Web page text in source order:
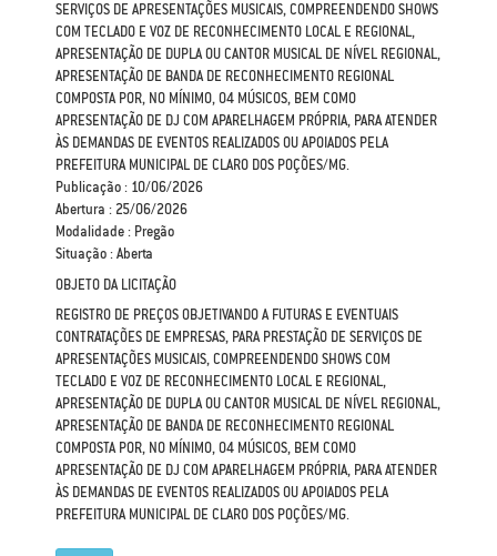
SERVIÇOS DE APRESENTAÇÕES MUSICAIS, COMPREENDENDO SHOWS
COM TECLADO E VOZ DE RECONHECIMENTO LOCAL E REGIONAL,
APRESENTAÇÃO DE DUPLA OU CANTOR MUSICAL DE NÍVEL REGIONAL,
APRESENTAÇÃO DE BANDA DE RECONHECIMENTO REGIONAL
COMPOSTA POR, NO MÍNIMO, 04 MÚSICOS, BEM COMO
APRESENTAÇÃO DE DJ COM APARELHAGEM PRÓPRIA, PARA ATENDER
ÀS DEMANDAS DE EVENTOS REALIZADOS OU APOIADOS PELA
PREFEITURA MUNICIPAL DE CLARO DOS POÇÕES/MG.
Publicação : 10/06/2026
Abertura : 25/06/2026
Modalidade : Pregão
Situação : Aberta
OBJETO DA LICITAÇÃO
REGISTRO DE PREÇOS OBJETIVANDO A FUTURAS E EVENTUAIS
CONTRATAÇÕES DE EMPRESAS, PARA PRESTAÇÃO DE SERVIÇOS DE
APRESENTAÇÕES MUSICAIS, COMPREENDENDO SHOWS COM
TECLADO E VOZ DE RECONHECIMENTO LOCAL E REGIONAL,
APRESENTAÇÃO DE DUPLA OU CANTOR MUSICAL DE NÍVEL REGIONAL,
APRESENTAÇÃO DE BANDA DE RECONHECIMENTO REGIONAL
COMPOSTA POR, NO MÍNIMO, 04 MÚSICOS, BEM COMO
APRESENTAÇÃO DE DJ COM APARELHAGEM PRÓPRIA, PARA ATENDER
ÀS DEMANDAS DE EVENTOS REALIZADOS OU APOIADOS PELA
PREFEITURA MUNICIPAL DE CLARO DOS POÇÕES/MG.